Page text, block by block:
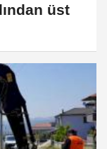
üst